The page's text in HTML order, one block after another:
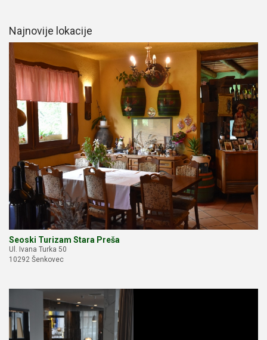
Najnovije lokacije
Seoski Turizam Stara Preša
Ul. Ivana Turka 50
10292 Šenkovec